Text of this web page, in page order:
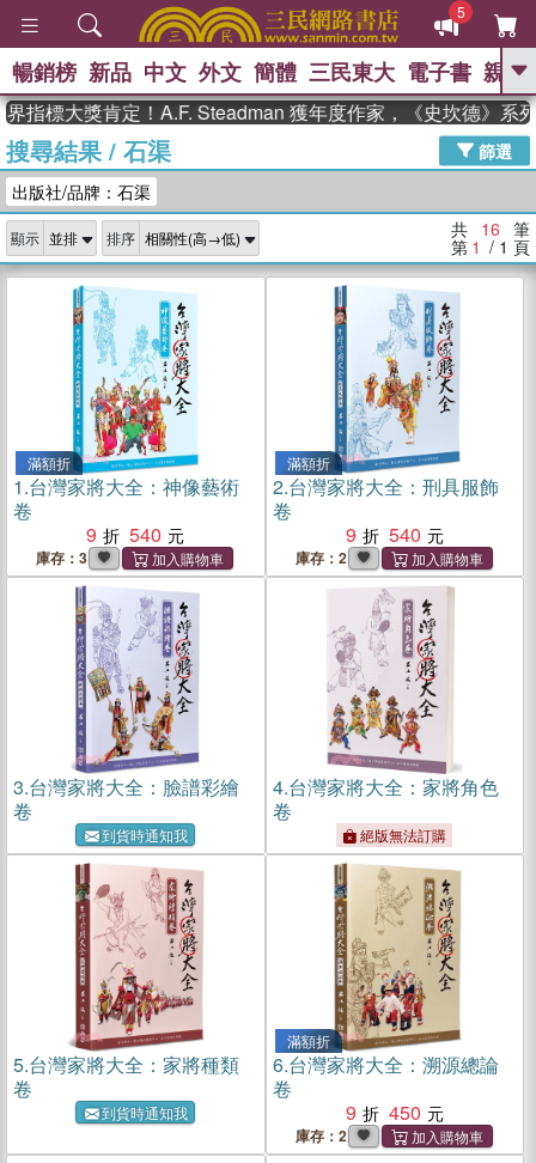
5
GO
高希均教授回憶錄
、 The Odyssey 、 父親節 、 如果歷
獎 臺灣漫遊錄 、 方念華 、 台灣的李
登輝時代
數學女孩：黎曼猜想 、
偉大的迷走神經
暢銷榜 新品 中文 外文 簡體 三民東大 電子書 親子
標大獎肯定！A.F. Steadman 獲年度作家，《史坎德》系列
搜尋結果/ 石渠
篩選
出版社/品牌：石渠
顯示 排序 共 16 筆
第 1 / 1 頁
滿額折
1.台灣家將大全：神像藝術
卷
9
540
庫存：3
滿額折
2.台灣家將大全：刑具服飾
卷
9
540
庫存：2
3.台灣家將大全：臉譜彩繪
卷
到貨時通知我
4.台灣家將大全：家將角色
卷
絕版無法訂購
5.台灣家將大全：家將種類
卷
到貨時通知我
滿額折
6.台灣家將大全：溯源總論
卷
9
450
庫存：2